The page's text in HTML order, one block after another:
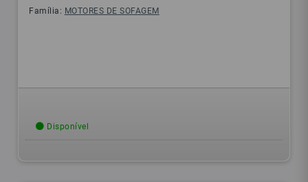
Família: MOTORES DE SOFAGEM
Disponível